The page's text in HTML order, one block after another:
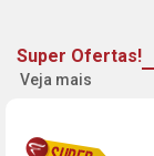
Super Ofertas!
Veja mais